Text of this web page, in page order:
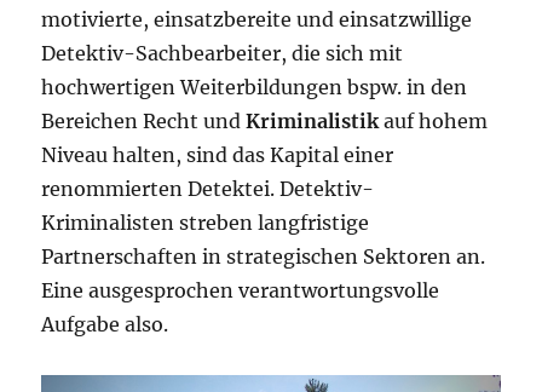
motivierte, einsatzbereite und einsatzwillige
Detektiv-Sachbearbeiter, die sich mit
hochwertigen Weiterbildungen bspw. in den
Bereichen Recht undKriminalistikauf hohem
Niveau halten, sind das Kapital einer
renommierten Detektei. Detektiv-
Kriminalisten streben langfristige
Partnerschaften in strategischen Sektoren an.
Eine ausgesprochen verantwortungsvolle
Aufgabe also.